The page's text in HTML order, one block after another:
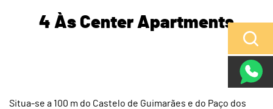
4 Às Center Apartments
Situa-se a 100 m do Castelo de Guimarães e do Paço dos